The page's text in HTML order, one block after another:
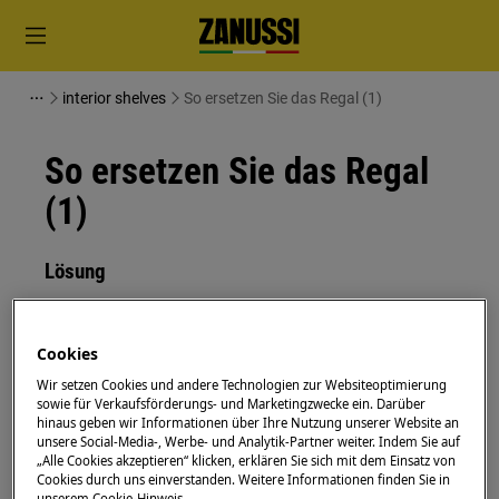
interior shelves So ersetzen Sie das Regal (1)
So ersetzen Sie das Regal
(1)
Lösung
und ziehen Sie den Netzstecker aus der
Seien Sie immer vorsichtig, wenn Sie Geräte
bewegen. Bei schweren Geräten müssen zwei
Personen sie bewegen.
Verwenden Sie immer Schutzhandschuhe und
Cookies
Wir setzen Cookies und andere Technologien zur Websiteoptimierung
sowie für Verkaufsförderungs- und Marketingzwecke ein. Darüber
hinaus geben wir Informationen über Ihre Nutzung unserer Website an
unsere Social-Media-, Werbe- und Analytik-Partner weiter. Indem Sie auf
„Alle Cookies akzeptieren“ klicken, erklären Sie sich mit dem Einsatz von
Cookies durch uns einverstanden. Weitere Informationen finden Sie in